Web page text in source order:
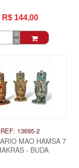
R$ 144,00
REF: 13695-2
MAO HAMSA 7
- BUDA